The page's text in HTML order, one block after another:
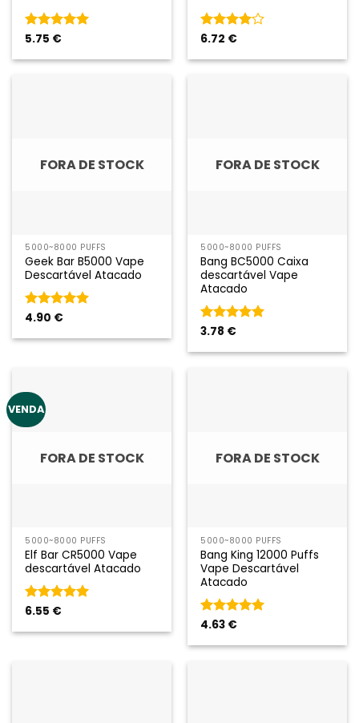
Classificado
5
5.75 €
Classificado
em 5
6.72 €
FORA DE STOCK
5000~8000 PUFFS
Geek Bar B5000 Vape
Descartável Atacado
Classificado
5
4.90 €
FORA DE STOCK
5000~8000 PUFFS
Bang BC5000 Caixa
descartável Vape
Atacado
Classificado
5
3.78 €
VENDA
FORA DE STOCK
5000~8000 PUFFS
Elf Bar CR5000 Vape
descartável Atacado
Classificado
5
6.55 €
FORA DE STOCK
5000~8000 PUFFS
Bang King 12000 Puffs
Vape Descartável
Atacado
Classificado
5
4.63 €